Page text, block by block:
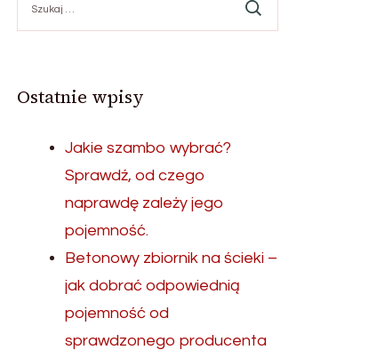
Ostatnie wpisy
Jakie szambo wybrać?
Sprawdź, od czego
naprawdę zależy jego
pojemność.
Betonowy zbiornik na ścieki –
jak dobrać odpowiednią
pojemność od
sprawdzonego producenta